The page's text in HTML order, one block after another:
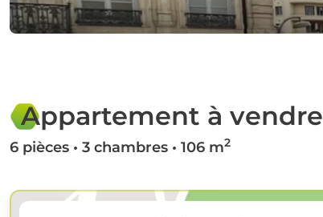
Appartement à vendre
6 pièces • 3 chambres • 106 m2